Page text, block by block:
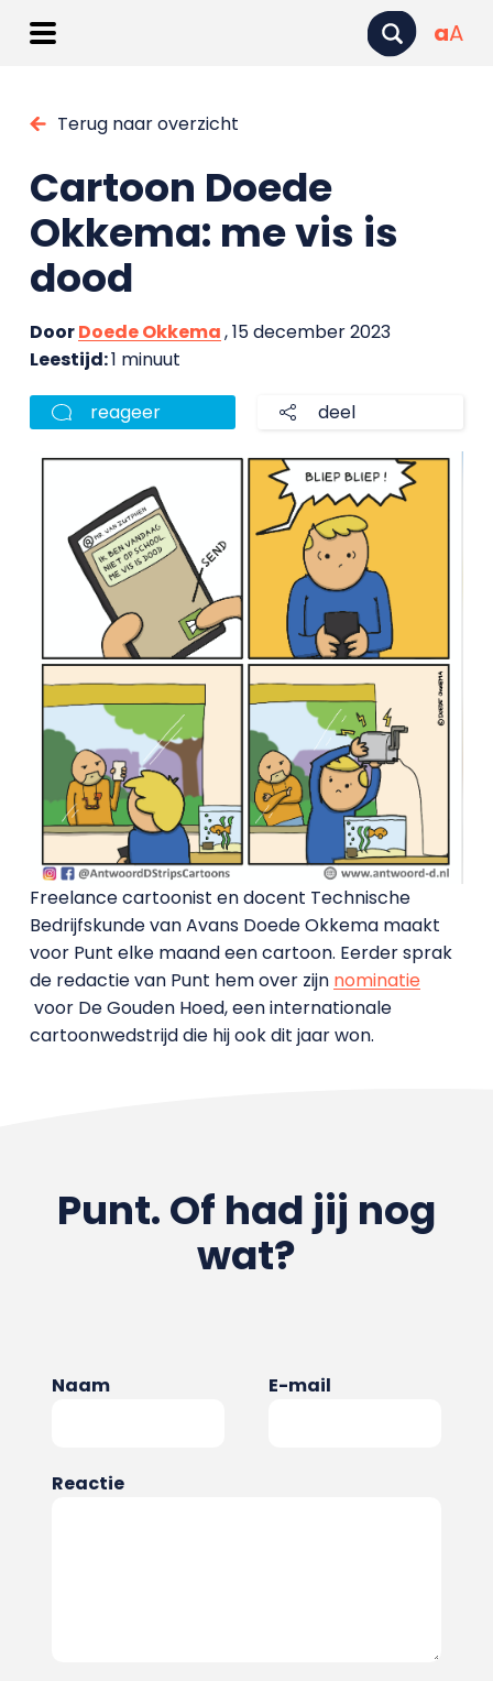
aA
Terug naar overzicht
Cartoon Doede
Okkema: me vis is
dood
DoorDoede Okkema, 15 december 2023
Leestijd:1 minuut
reageer deel
Freelance cartoonist en docent Technische
Bedrijfskunde van Avans Doede Okkema maakt
voor Punt elke maand een cartoon. Eerder sprak
de redactie van Punt hem over zijn nominatie
voor De Gouden Hoed, een internationale
cartoonwedstrijd die hij ook dit jaar won.
Punt. Of had jij nog
wat?
Naam E-mail
Reactie